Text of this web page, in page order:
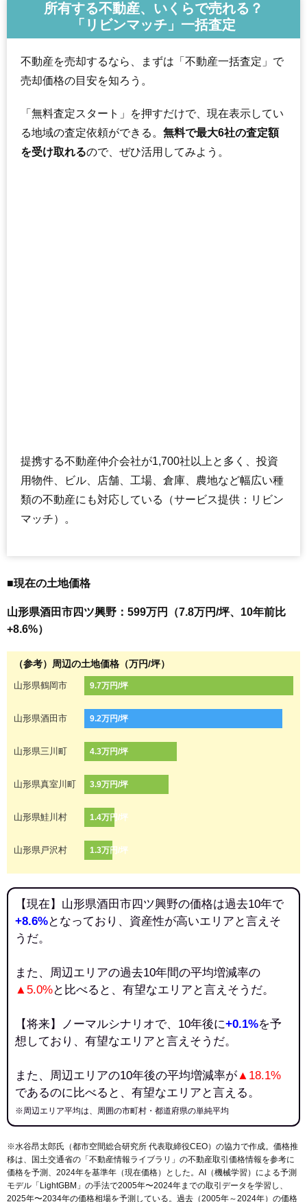
所有する不動産、いくらで売れる？
「リビンマッチ」一括査定
不動産を売却するなら、まずは「不動産一括査定」で
売却価格の目安を知ろう。
「無料査定スタート」を押すだけで、現在表示してい
る地域の査定依頼ができる。 無料で最大6社の査定額
を受け取れるので、ぜひ活用してみよう。
提携する不動産仲介会社が1,700社以上と多く、投資
用物件、ビル、店舗、工場、倉庫、農地など幅広い種
類の不動産にも対応している（サービス提供：リビン
マッチ）。
■現在の土地価格
山形県酒田市四ツ興野：599万円（7.8万円/坪、10年前比
+8.6%）
（参考）周辺の土地価格（万円/坪）
山形県鶴岡市 9.7万円/坪
山形県酒田市 9.2万円/坪
山形県三川町 4.3万円/坪
山形県真室川町 3.9万円/坪
山形県鮭川村 1.4万円/坪
山形県戸沢村 1.3万円/坪
【現在】山形県酒田市四ツ興野の価格は過去10年で
+8.6%となっており、資産性が高いエリアと言えそ
うだ。
また、周辺エリアの過去10年間の平均増減率の
▲5.0%と比べると、有望なエリアと言えそうだ。
【将来】ノーマルシナリオで、10年後に+0.1%を予
想しており、有望なエリアと言えそうだ。
また、周辺エリアの10年後の平均増減率が▲18.1%
であるのに比べると、有望なエリアと言える。
※周辺エリア平均は、周囲の市町村・都道府県の単純平均
※水谷昂太郎氏（都市空間総合研究所 代表取締役CEO）の協力で作成。価格推
移は、国土交通省の「 不動産情報ライブラリ 」の不動産取引価格情報を参考に
価格を予測、2024年を基準年（現在価格）とした。AI（機械学習）による予測
モデル「LightGBM」の手法で2005年〜2024年までの取引データを学習し、
2025年〜2034年の価格相場を予測している。過去（2005年～2024年）の価格